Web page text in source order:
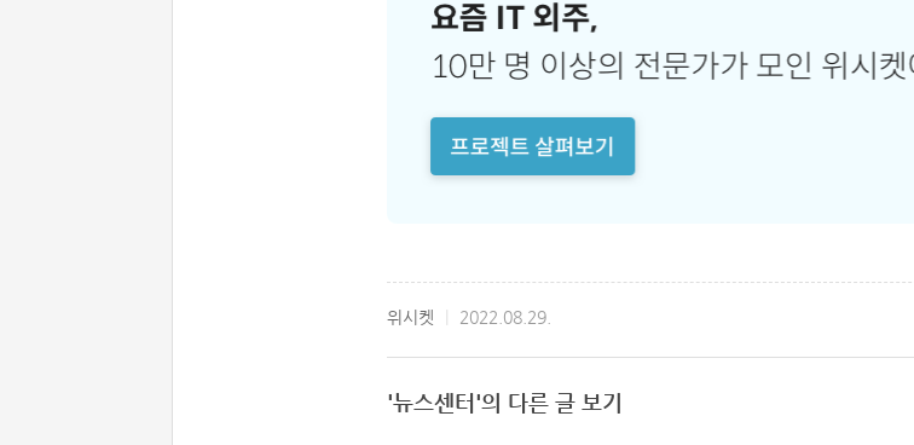
위시켓 2022.08.29.
'뉴스센터 '의 다른 글 보기